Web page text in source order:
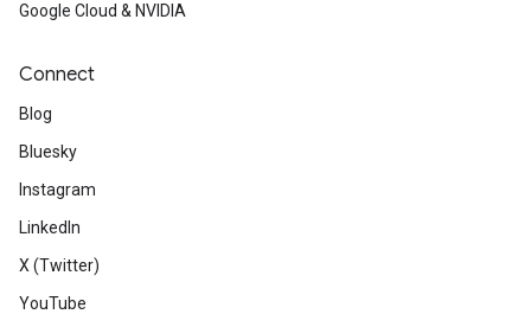
Google Cloud & NVIDIA
Connect
Blog
Bluesky
Instagram
LinkedIn
X (Twitter)
YouTube